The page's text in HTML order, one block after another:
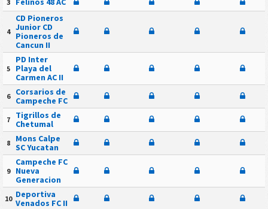
3
4
CD Pioneros
Junior CD
Pioneros de
Cancun II
5
PD Inter
Playa del
Carmen AC II
6
Corsarios de
Campeche FC
7
Tigrillos de
Chetumal
8
Mons Calpe
SC Yucatan
9
Campeche FC
Nueva
Generacion
10 Deportiva
Venados FC II